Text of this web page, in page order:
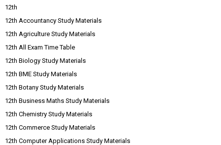
12th
12th Accountancy Study Materials
12th Agriculture Study Materials
12th All Exam Time Table
12th Biology Study Materials
12th BME Study Materials
12th Botany Study Materials
12th Business Maths Study Materials
12th Chemistry Study Materials
12th Commerce Study Materials
12th Computer Applications Study Materials